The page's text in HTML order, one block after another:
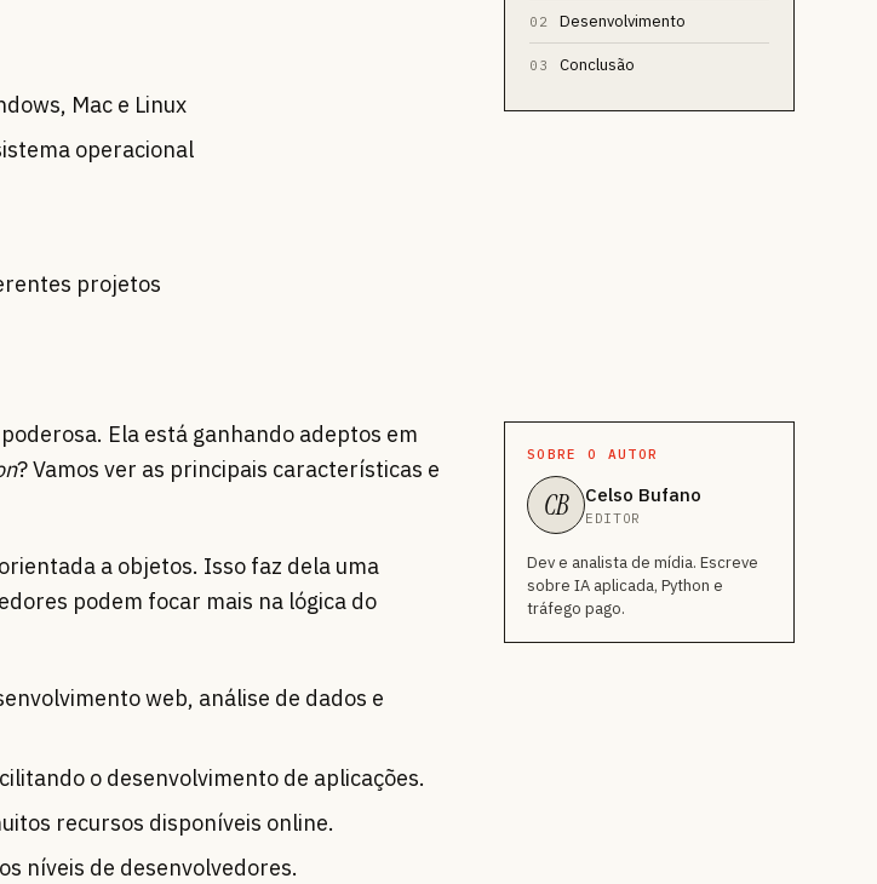
Mac e Linux
operacional
projetos
Ela está ganhando adeptos em
? Vamos ver as principais características e
a objetos. Isso faz dela uma
podem focar mais na lógica do
web, análise de dados e
o desenvolvimento de aplicações.
recursos disponíveis online.
níveis de desenvolvedores.
02 Desenvolvimento
03 Conclusão
SOBRE O AUTOR
CB Celso Bufano
EDITOR
Dev e analista de mídia. Escreve
sobre IA aplicada, Python e
tráfego pago.